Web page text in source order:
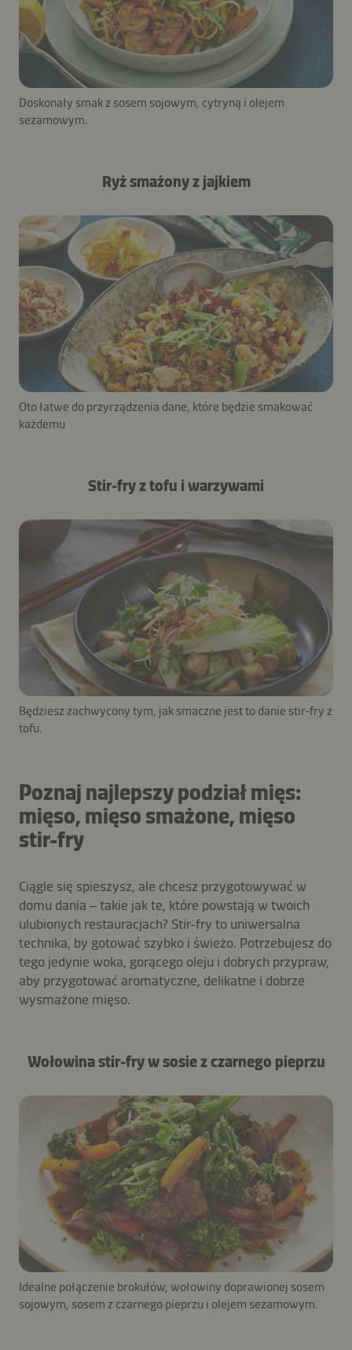
Doskonały smak z sosem sojowym, cytryną i olejem
sezamowym.
Ryż smażony z jajkiem
Oto łatwe do przyrządzenia dane, które będzie smakować
każdemu
Stir-fry z tofu i warzywami
Będziesz zachwycony tym, jak smaczne jest to danie stir-fry z
tofu.
Poznaj najlepszy podział mięs:
mięso, mięso smażone, mięso
stir-fry
Ciągle się spieszysz, ale chcesz przygotowywać w
domu dania – takie jak te, które powstają w twoich
ulubionych restauracjach? Stir-fry to uniwersalna
technika, by gotować szybko i świeżo. Potrzebujesz do
tego jedynie woka, gorącego oleju i dobrych przypraw,
aby przygotować aromatyczne, delikatne i dobrze
wysmażone mięso.
Wołowina stir-fry w sosie z czarnego pieprzu
Idealne połączenie brokułów, wołowiny doprawionej sosem
sojowym, sosem z czarnego pieprzu i olejem sezamowym.